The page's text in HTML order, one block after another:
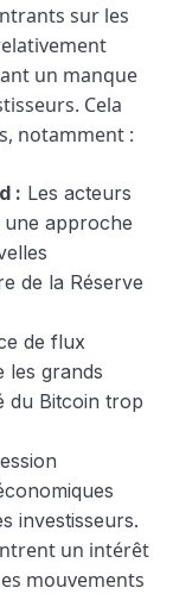
sur les
un manque
Cela
notamment :
: Les acteurs
approche
de la Réserve
de flux
les grands
du Bitcoin trop
investisseurs.
un intérêt
mouvements